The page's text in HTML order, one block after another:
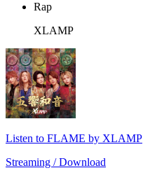
Rap
XLAMP
Listen to FLAME by XLAMP
Streaming / Download